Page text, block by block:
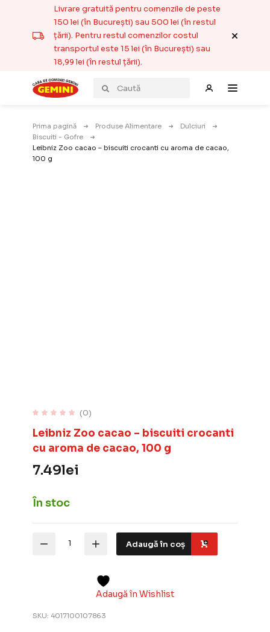
Livrare gratuită pentru comenzile de peste
150 lei (în București) sau 500 lei (în restul
țării). Pentru restul comenzilor costul
transportul este 15 lei (în București) sau
18,99 lei (în restul țării).
Prima pagină Produse Alimentare
Dulciuri
Biscuiti - Gofre
Leibniz Zoo cacao – biscuiti crocanti cu aroma de cacao,
100 g
(0)
Leibniz Zoo cacao – biscuiti crocanti
cu aroma de cacao, 100 g
7.49lei
În stoc
Leibniz
cu
Adaugă în coș
Adaugă în Wishlist
SKU: 4017100107863